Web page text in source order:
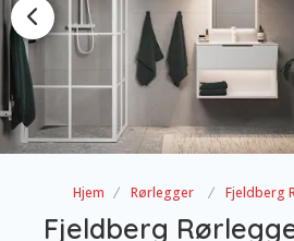
Hjem Rørlegger Fjeldberg
Fjeldberg